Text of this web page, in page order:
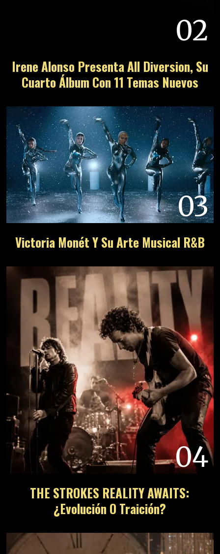
Victoria Monét Y Su Arte Musical R&B
04
THE STROKES REALITY AWAITS:
¿Evolución O Traición?
05
El Secreto Tras BEWITCHED DE LAUFEY